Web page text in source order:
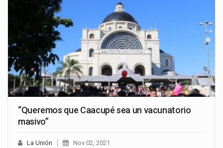
“Queremos que Caacupé sea un vacunatorio
masivo”
La Unión Nov 02, 2021